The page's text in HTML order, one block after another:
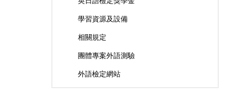
學習資源及設備
相關規定
團體專案外語測驗
外語檢定網站